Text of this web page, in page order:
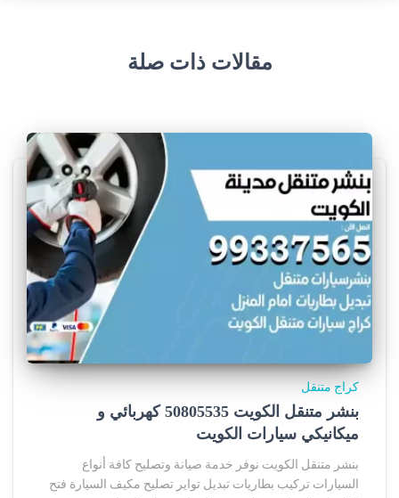
مقالات ذات صلة
كراج متنقل
بنشر متنقل الكويت 50805535‬ كهربائي و
ميكانيكي سيارات الكويت
بنشر متنقل الكويت نوفر خدمة صيانة وتصليح كافة أنواع
السيارات تركيب بطاريات تبديل تواير تصليح مكيف السيارة فتح